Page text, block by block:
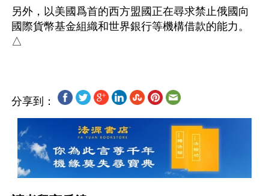
另外，以美國爲首的西方盟國正在尋求禁止俄國向
國際貨幣基金組織和世界銀行等機構借款的能力。
分享到：